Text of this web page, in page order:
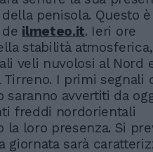
penisola. Questo
ilmeteo.it. Ieri ore
stabilità
veli nuvolosi al Nord
I primi segnali
saranno avvertiti da
freddi nordorientali
la loro presenza. Si
giornata sarà